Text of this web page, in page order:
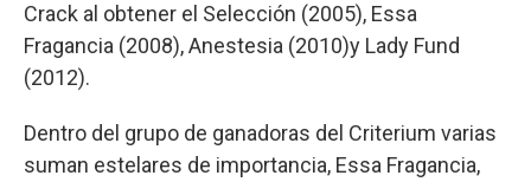
Crack al obtener el Selección (2005), Essa
Fragancia (2008), Anestesia (2010)y Lady Fund
(2012).
Dentro del grupo de ganadoras del Criterium varias
suman estelares de importancia, Essa Fragancia,